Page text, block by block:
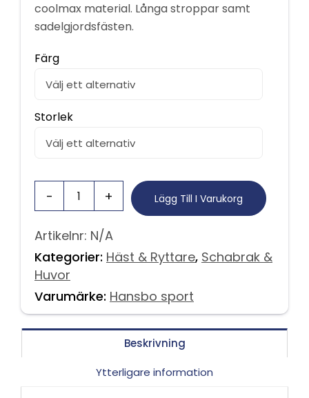
coolmax material. Långa stroppar samt
sadelgjordsfästen.
Färg
Storlek
Lägg Till I Varukorg
Artikelnr: N/A
Kategorier: Häst & Ryttare, Schabrak &
Huvor
Varumärke: Hansbo sport
Beskrivning
Ytterligare information